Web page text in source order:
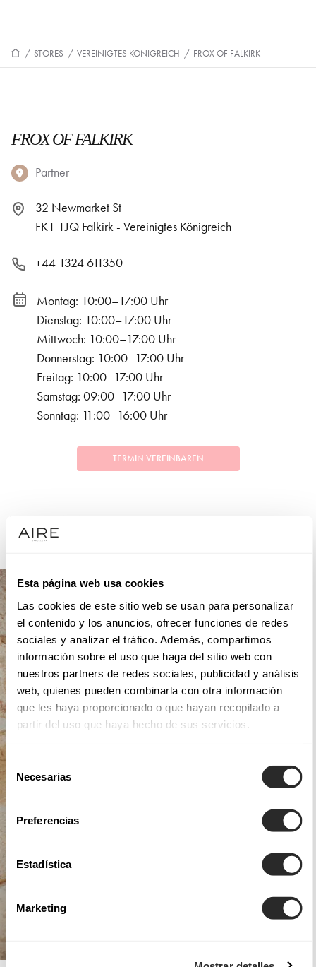
Esta página web usa cookies
Las cookies de este sitio web se usan para personalizar
el contenido y los anuncios, ofrecer funciones de redes
sociales y analizar el tráfico. Además, compartimos
información sobre el uso que haga del sitio web con
nuestros partners de redes sociales, publicidad y análisis
web, quienes pueden combinarla con otra información
que les haya proporcionado o que hayan recopilado a
partir del uso que haya hecho de sus servicios.
Selección
Necesarias
Preferencias
Estadística
Marketing
/ STORES / VEREINIGTES KÖNIGREICH / FROX OF FALKIRK
FROX OF FALKIRK
Partner
32 Newmarket St
FK1 1JQ Falkirk - Vereinigtes Königreich
+44 1324 611350
Montag: 10:00–17:00 Uhr
Dienstag: 10:00–17:00 Uhr
Mittwoch: 10:00–17:00 Uhr
Donnerstag: 10:00–17:00 Uhr
Freitag: 10:00–17:00 Uhr
Samstag: 09:00–17:00 Uhr
Sonntag: 11:00–16:00 Uhr
TERMIN VEREINBAREN
KOLLEKTIONEN